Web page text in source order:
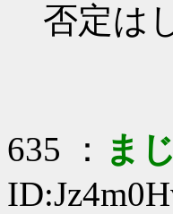
否定は
635 ： まじ